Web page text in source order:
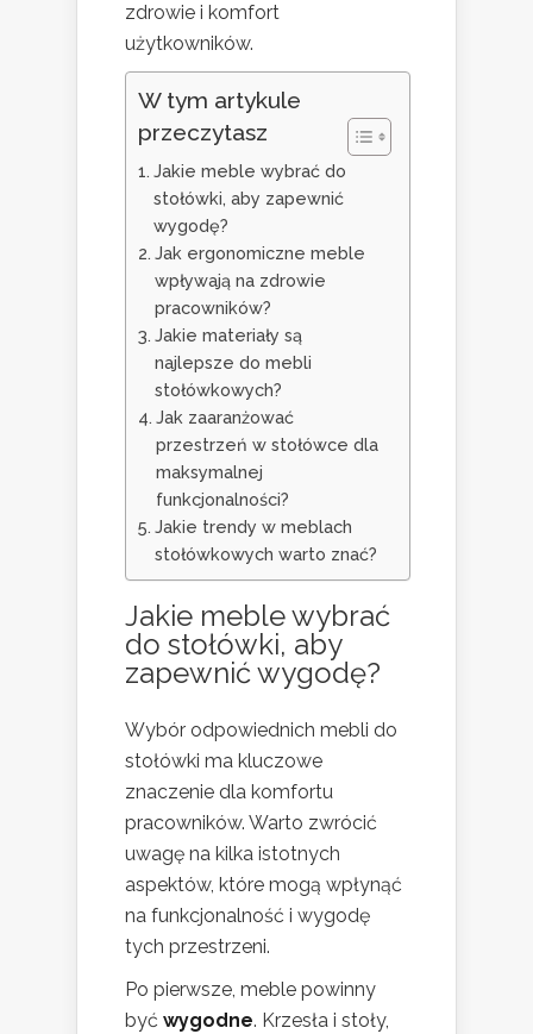
zdrowie i komfort
użytkowników.
W tym artykule
przeczytasz
Jakie meble wybrać do
stołówki, aby zapewnić
wygodę?
Jak ergonomiczne meble
wpływają na zdrowie
pracowników?
Jakie materiały są
najlepsze do mebli
stołówkowych?
Jak zaaranżować
przestrzeń w stołówce dla
maksymalnej
funkcjonalności?
Jakie trendy w meblach
stołówkowych warto znać?
Jakie meble wybrać
do stołówki, aby
zapewnić wygodę?
Wybór odpowiednich mebli do
stołówki ma kluczowe
znaczenie dla komfortu
pracowników. Warto zwrócić
uwagę na kilka istotnych
aspektów, które mogą wpłynąć
na funkcjonalność i wygodę
tych przestrzeni.
Po pierwsze, meble powinny
być wygodne. Krzesła i stoły,